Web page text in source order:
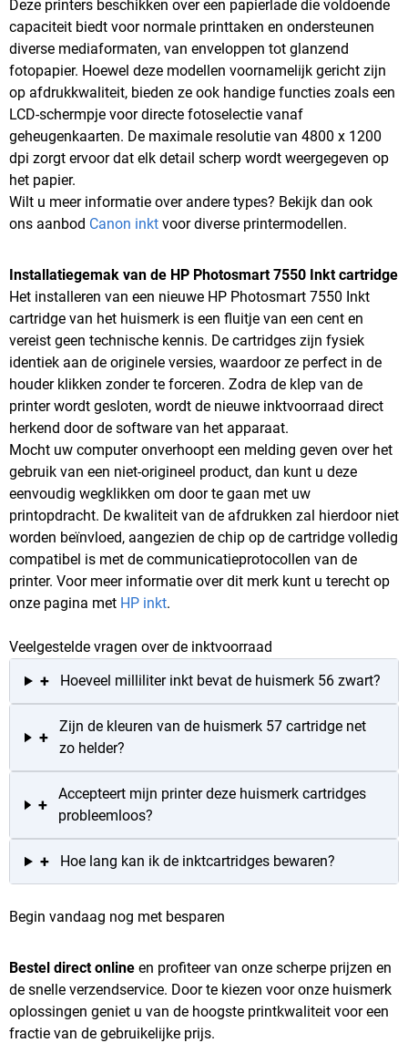
Deze printers beschikken over een papierlade die voldoende
capaciteit biedt voor normale printtaken en ondersteunen
diverse mediaformaten, van enveloppen tot glanzend
fotopapier. Hoewel deze modellen voornamelijk gericht zijn
op afdrukkwaliteit, bieden ze ook handige functies zoals een
LCD-schermpje voor directe fotoselectie vanaf
geheugenkaarten. De maximale resolutie van 4800 x 1200
dpi zorgt ervoor dat elk detail scherp wordt weergegeven op
het papier.
Wilt u meer informatie over andere types? Bekijk dan ook
ons aanbod Canon inkt voor diverse printermodellen.
Installatiegemak van de HP Photosmart 7550 Inkt cartridge
Het installeren van een nieuwe HP Photosmart 7550 Inkt
cartridge van het huismerk is een fluitje van een cent en
vereist geen technische kennis. De cartridges zijn fysiek
identiek aan de originele versies, waardoor ze perfect in de
houder klikken zonder te forceren. Zodra de klep van de
printer wordt gesloten, wordt de nieuwe inktvoorraad direct
herkend door de software van het apparaat.
Mocht uw computer onverhoopt een melding geven over het
gebruik van een niet-origineel product, dan kunt u deze
eenvoudig wegklikken om door te gaan met uw
printopdracht. De kwaliteit van de afdrukken zal hierdoor niet
worden beïnvloed, aangezien de chip op de cartridge volledig
compatibel is met de communicatieprotocollen van de
printer. Voor meer informatie over dit merk kunt u terecht op
onze pagina met HP inkt.
Veelgestelde vragen over de inktvoorraad
+ Hoeveel milliliter inkt bevat de huismerk 56 zwart?
+
Zijn de kleuren van de huismerk 57 cartridge net
zo helder?
+
Accepteert mijn printer deze huismerk cartridges
probleemloos?
+ Hoe lang kan ik de inktcartridges bewaren?
Begin vandaag nog met besparen
Bestel direct online en profiteer van onze scherpe prijzen en
de snelle verzendservice. Door te kiezen voor onze huismerk
oplossingen geniet u van de hoogste printkwaliteit voor een
fractie van de gebruikelijke prijs.